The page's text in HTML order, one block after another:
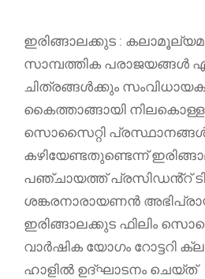
ഇരിങ്ങാലക്കുട :
സാമ്പത്തിക പരാജയങ്ങൾ
ചിത്രങ്ങൾക്കും
കൈത്താങ്ങായി
സൊസൈറ്റി
കഴിയേണ്ടതുണ്ടെന്ന്
പഞ്ചായത്ത് പ്രസിഡൻ്റ് ടി
ശങ്കരനാരായണൻ
ഇരിങ്ങാലക്കുട ഫിലിം
വാർഷിക യോഗം റോട്ടറി
ഹാളിൽ ഉദ്ഘാടനം ചെയ്ത്